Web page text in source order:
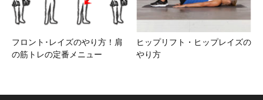
フロント･レイズのやり方！肩
の筋トレの定番メニュー
ヒップリフト・ヒップレイズの
やり方